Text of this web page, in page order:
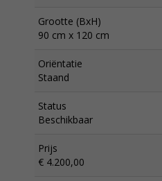
Grootte (BxH)
90 cm x 120 cm
Oriëntatie
Staand
Status
Beschikbaar
Prijs
€ 4.200,00